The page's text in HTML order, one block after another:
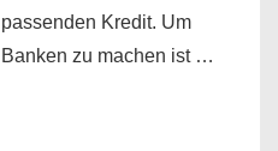
Kredit. Um
zu machen ist …